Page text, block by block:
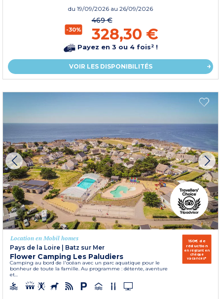
du 19/09/2026 au 26/09/2026
-30%
469 €
328,30 €
Payez en 3 ou 4 fois² !
VOIR LES DISPONIBILITÉS
Location en Mobil homes
Pays de la Loire
Batz sur Mer
Flower Camping Les Paludiers
Camping au bord de l'océan avec un parc aquatique pour le
bonheur de toute la famille. Au programme : détente, aventure
et...
150€ de
réduction
en réglant en
chèque
vacances*